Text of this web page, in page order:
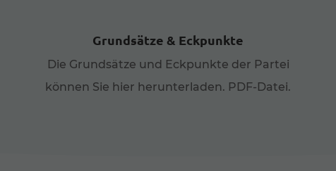
Grundsätze & Eckpunkte
Die Grundsätze und Eckpunkte der Partei
können Sie hier herunterladen. PDF-Datei.